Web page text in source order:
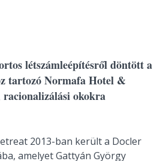
létszámleépítésről döntött a
tartozó Normafa Hotel &
racionalizálási okokra
2013-ban került a Docler
amelyet Gattyán György